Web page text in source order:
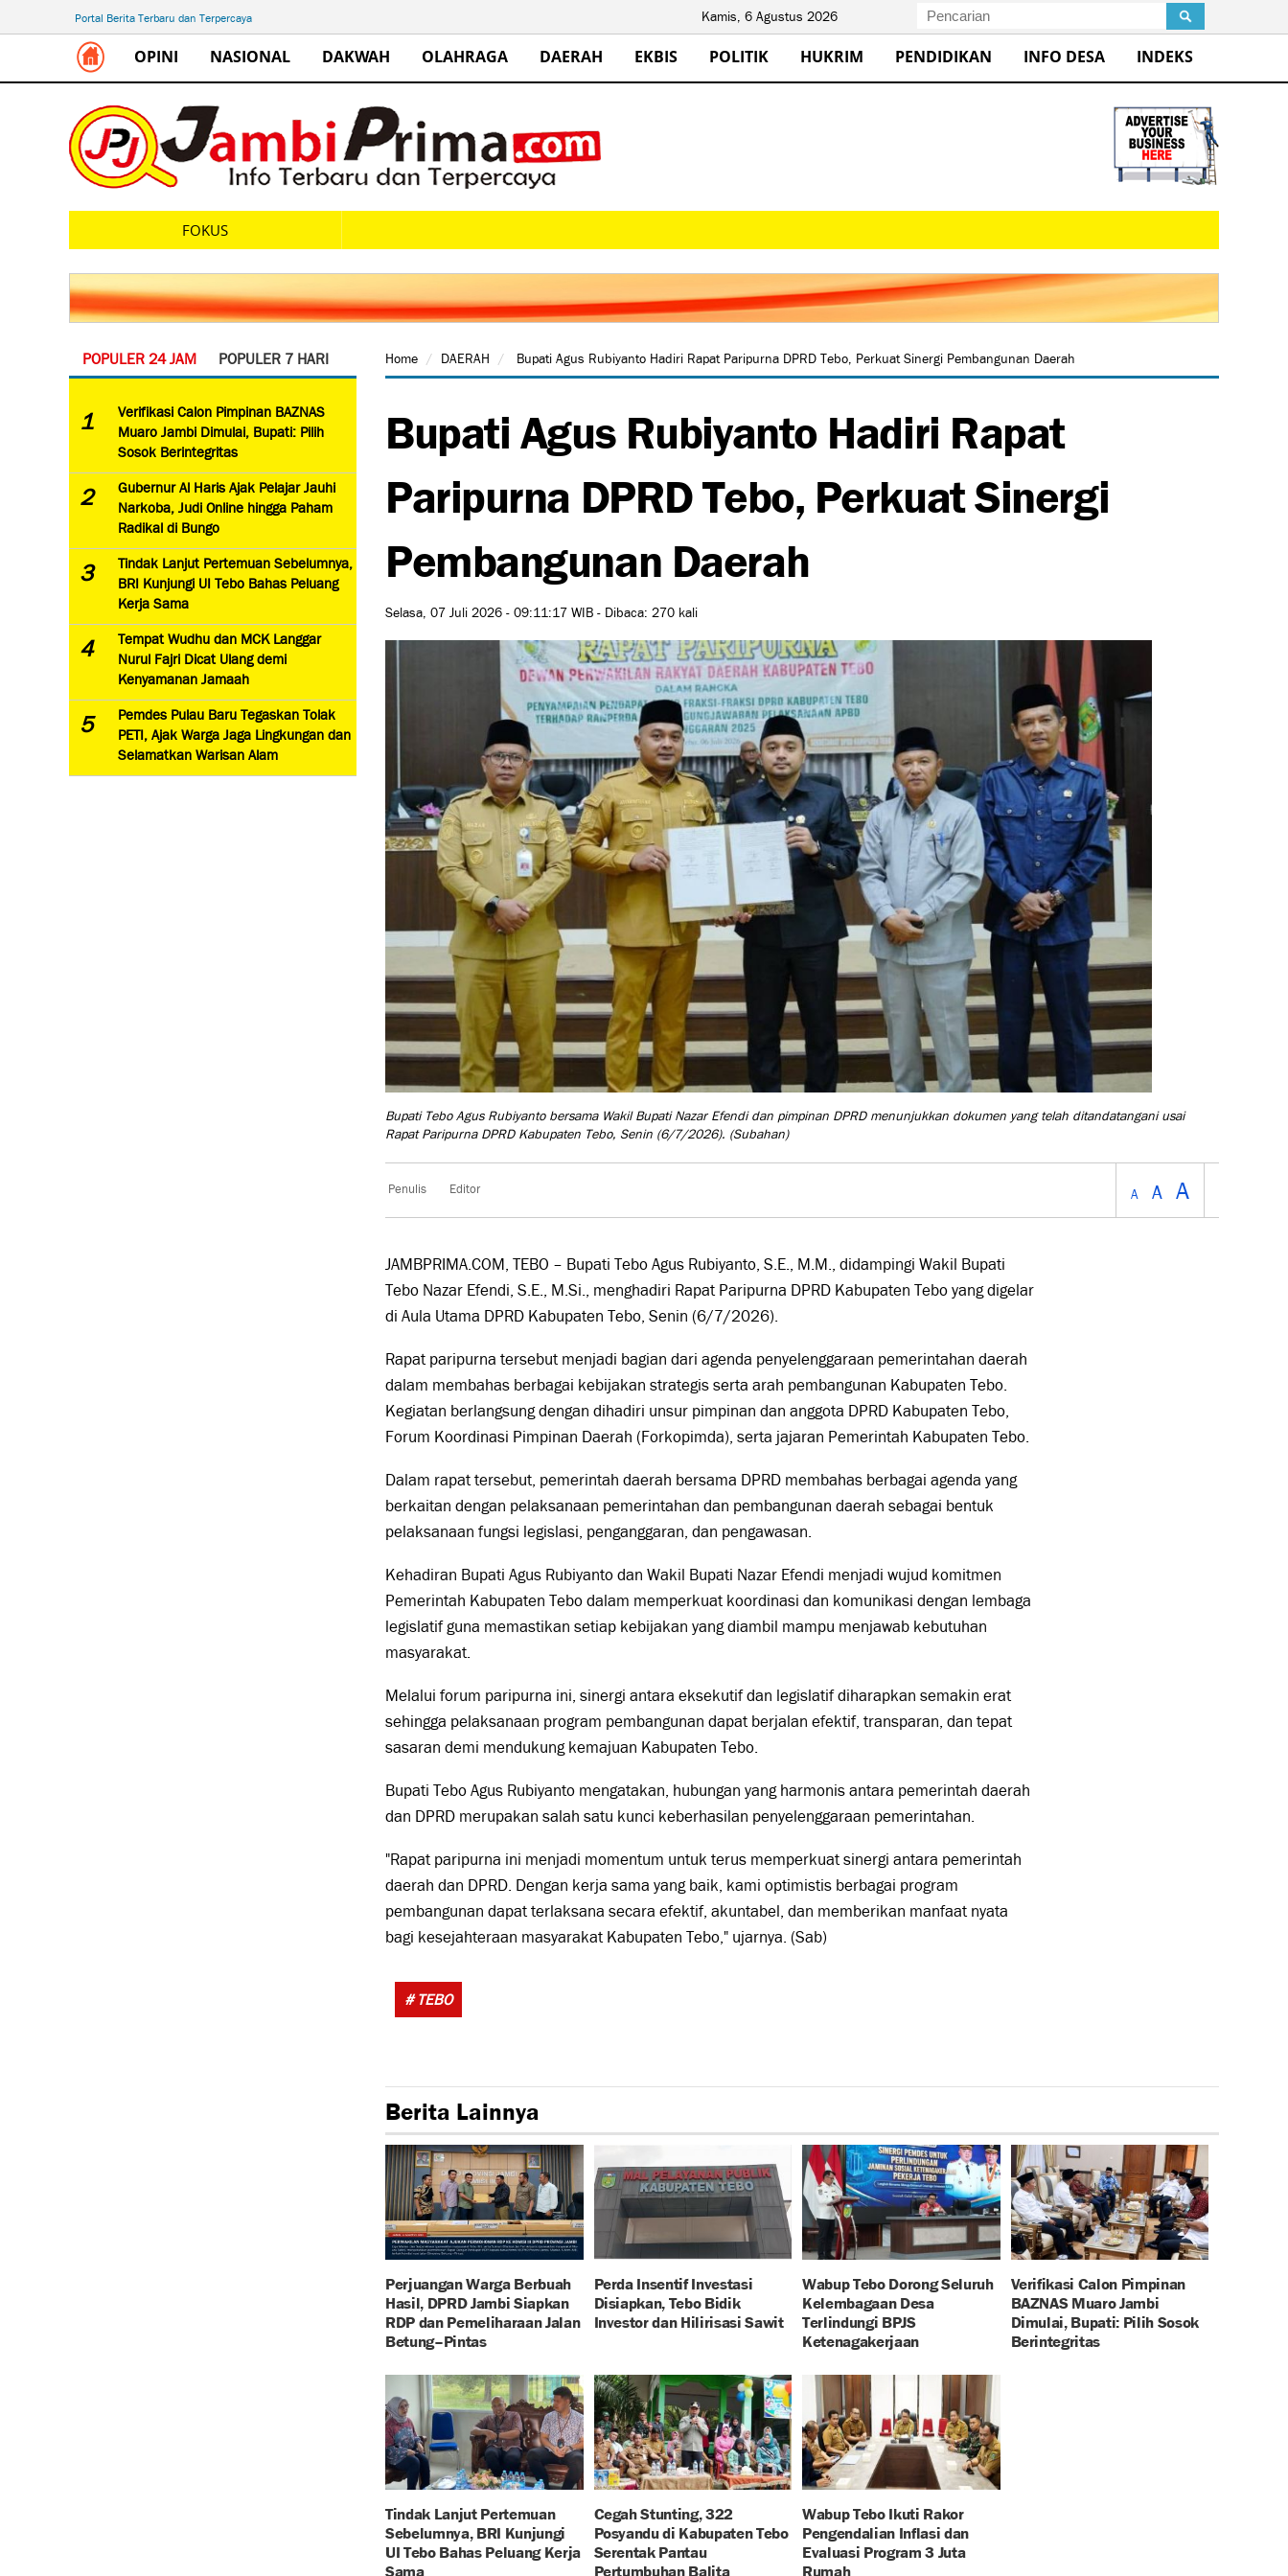
Portal Berita Terbaru dan Terpercaya Kamis, 6 Agustus 2026
OPINI NASIONAL DAKWAH OLAHRAGA DAERAH EKBIS POLITIK HUKRIM PENDIDIKAN INFO DESA INDEKS
FOKUS
POPULER 24 JAM POPULER 7 HARI
1
Verifikasi Calon Pimpinan BAZNAS
Muaro Jambi Dimulai, Bupati: Pilih
Sosok Berintegritas
2
Gubernur Al Haris Ajak Pelajar Jauhi
Narkoba, Judi Online hingga Paham
Radikal di Bungo
3
Tindak Lanjut Pertemuan Sebelumnya,
BRI Kunjungi UI Tebo Bahas Peluang
Kerja Sama
4
Tempat Wudhu dan MCK Langgar
Nurul Fajri Dicat Ulang demi
Kenyamanan Jamaah
5
Pemdes Pulau Baru Tegaskan Tolak
PETI, Ajak Warga Jaga Lingkungan dan
Selamatkan Warisan Alam
Home DAERAH Bupati Agus Rubiyanto Hadiri Rapat Paripurna DPRD Tebo, Perkuat Sinergi Pembangunan Daerah
Bupati Agus Rubiyanto Hadiri Rapat
Paripurna DPRD Tebo, Perkuat Sinergi
Pembangunan Daerah
Selasa, 07 Juli 2026 - 09:11:17 WIB - Dibaca: 270 kali
Bupati Tebo Agus Rubiyanto bersama Wakil Bupati Nazar Efendi dan pimpinan DPRD menunjukkan dokumen yang telah ditandatangani usai
Rapat Paripurna DPRD Kabupaten Tebo, Senin (6/7/2026). (Subahan)
Penulis Editor A A A
JAMBPRIMA.COM, TEBO – Bupati Tebo Agus Rubiyanto, S.E., M.M., didampingi Wakil Bupati
Tebo Nazar Efendi, S.E., M.Si., menghadiri Rapat Paripurna DPRD Kabupaten Tebo yang digelar
di Aula Utama DPRD Kabupaten Tebo, Senin (6/7/2026).
Rapat paripurna tersebut menjadi bagian dari agenda penyelenggaraan pemerintahan daerah
dalam membahas berbagai kebijakan strategis serta arah pembangunan Kabupaten Tebo.
Kegiatan berlangsung dengan dihadiri unsur pimpinan dan anggota DPRD Kabupaten Tebo,
Forum Koordinasi Pimpinan Daerah (Forkopimda), serta jajaran Pemerintah Kabupaten Tebo.
Dalam rapat tersebut, pemerintah daerah bersama DPRD membahas berbagai agenda yang
berkaitan dengan pelaksanaan pemerintahan dan pembangunan daerah sebagai bentuk
pelaksanaan fungsi legislasi, penganggaran, dan pengawasan.
Kehadiran Bupati Agus Rubiyanto dan Wakil Bupati Nazar Efendi menjadi wujud komitmen
Pemerintah Kabupaten Tebo dalam memperkuat koordinasi dan komunikasi dengan lembaga
legislatif guna memastikan setiap kebijakan yang diambil mampu menjawab kebutuhan
masyarakat.
Melalui forum paripurna ini, sinergi antara eksekutif dan legislatif diharapkan semakin erat
sehingga pelaksanaan program pembangunan dapat berjalan efektif, transparan, dan tepat
sasaran demi mendukung kemajuan Kabupaten Tebo.
Bupati Tebo Agus Rubiyanto mengatakan, hubungan yang harmonis antara pemerintah daerah
dan DPRD merupakan salah satu kunci keberhasilan penyelenggaraan pemerintahan.
"Rapat paripurna ini menjadi momentum untuk terus memperkuat sinergi antara pemerintah
daerah dan DPRD. Dengan kerja sama yang baik, kami optimistis berbagai program
pembangunan dapat terlaksana secara efektif, akuntabel, dan memberikan manfaat nyata
bagi kesejahteraan masyarakat Kabupaten Tebo," ujarnya. (Sab)
# TEBO
Berita Lainnya
Perjuangan Warga Berbuah
Hasil, DPRD Jambi Siapkan
RDP dan Pemeliharaan Jalan
Betung–Pintas
Perda Insentif Investasi
Disiapkan, Tebo Bidik
Investor dan Hilirisasi Sawit
Wabup Tebo Dorong Seluruh
Kelembagaan Desa
Terlindungi BPJS
Ketenagakerjaan
Verifikasi Calon Pimpinan
BAZNAS Muaro Jambi
Dimulai, Bupati: Pilih Sosok
Berintegritas
Tindak Lanjut Pertemuan
Sebelumnya, BRI Kunjungi
UI Tebo Bahas Peluang Kerja
Sama
Cegah Stunting, 322
Posyandu di Kabupaten Tebo
Serentak Pantau
Pertumbuhan Balita
Wabup Tebo Ikuti Rakor
Pengendalian Inflasi dan
Evaluasi Program 3 Juta
Rumah